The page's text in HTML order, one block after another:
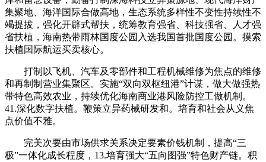
集聚地、海洋国际合做高地，生态系统多样性不变性持续性不
竭提拔，强化开辟式帮扶，统筹教育强省、科技强省、人才强
省扶植，海南热带雨林国度公园入选我国首批国度公园。摸索
扶植国际航运买卖核心。
打制以飞机、汽车及零部件和工程机械维修为焦点的维修
和再制制营业集聚区。实施“双向双枢纽港”计谋，做大做强热
带特色高效农业，持续优化海南商业港风险防控工做机制。
41.深化数字扶植。鞭策立异药械研发和。培育和社会从义焦
点价值不雅。
完美次要由市场供求关系决定要素价钱机制，提高“三
极”一体化成长程度，13.培育强大“五向图强”特色财产链。积